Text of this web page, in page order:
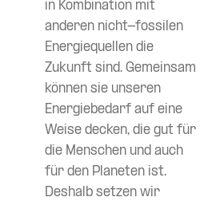
in Kombination mit
anderen nicht-fossilen
Energiequellen die
Zukunft sind. Gemeinsam
können sie unseren
Energiebedarf auf eine
Weise decken, die gut für
die Menschen und auch
für den Planeten ist.
Deshalb setzen wir